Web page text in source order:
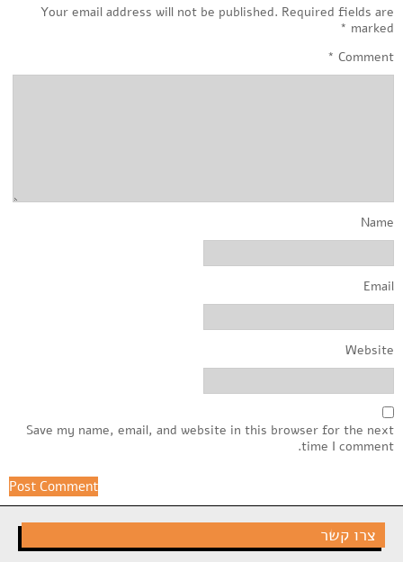
Your email address will not be published. Required fields are
marked
*
Comment
*
Name
Email
Website
Save my name, email, and website in this browser for the next
time I comment.
צרו קשר